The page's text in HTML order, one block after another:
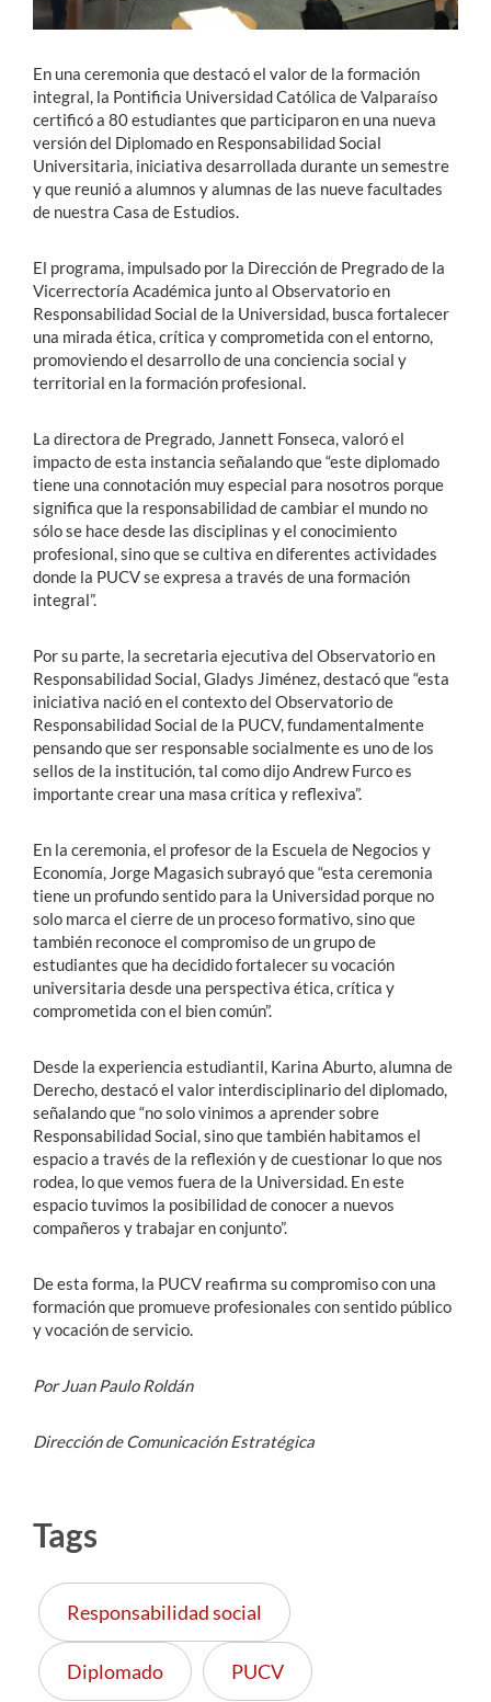
English
En una ceremonia que destacó el valor de la formación
integral, la Pontificia Universidad Católica de Valparaíso
certificó a 80 estudiantes que participaron en una nueva
versión del Diplomado en Responsabilidad Social
Universitaria, iniciativa desarrollada durante un semestre
y que reunió a alumnos y alumnas de las nueve facultades
de nuestra Casa de Estudios.
El programa, impulsado por la Dirección de Pregrado de la
Vicerrectoría Académica junto al Observatorio en
Responsabilidad Social de la Universidad, busca fortalecer
una mirada ética, crítica y comprometida con el entorno,
promoviendo el desarrollo de una conciencia social y
territorial en la formación profesional.
La directora de Pregrado, Jannett Fonseca, valoró el
impacto de esta instancia señalando que “este diplomado
tiene una connotación muy especial para nosotros porque
significa que la responsabilidad de cambiar el mundo no
sólo se hace desde las disciplinas y el conocimiento
profesional, sino que se cultiva en diferentes actividades
donde la PUCV se expresa a través de una formación
integral”.
Por su parte, la secretaria ejecutiva del Observatorio en
Responsabilidad Social, Gladys Jiménez, destacó que “esta
iniciativa nació en el contexto del Observatorio de
Responsabilidad Social de la PUCV, fundamentalmente
pensando que ser responsable socialmente es uno de los
sellos de la institución, tal como dijo Andrew Furco es
importante crear una masa crítica y reflexiva”.
En la ceremonia, el profesor de la Escuela de Negocios y
Economía, Jorge Magasich subrayó que “esta ceremonia
tiene un profundo sentido para la Universidad porque no
solo marca el cierre de un proceso formativo, sino que
también reconoce el compromiso de un grupo de
estudiantes que ha decidido fortalecer su vocación
universitaria desde una perspectiva ética, crítica y
comprometida con el bien común”.
Desde la experiencia estudiantil, Karina Aburto, alumna de
Derecho, destacó el valor interdisciplinario del diplomado,
señalando que “no solo vinimos a aprender sobre
Responsabilidad Social, sino que también habitamos el
espacio a través de la reflexión y de cuestionar lo que nos
rodea, lo que vemos fuera de la Universidad. En este
espacio tuvimos la posibilidad de conocer a nuevos
compañeros y trabajar en conjunto”.
De esta forma, la PUCV reafirma su compromiso con una
formación que promueve profesionales con sentido público
y vocación de servicio.
Por Juan Paulo Roldán
Dirección de Comunicación Estratégica
Tags
Responsabilidad social
Diplomado PUCV